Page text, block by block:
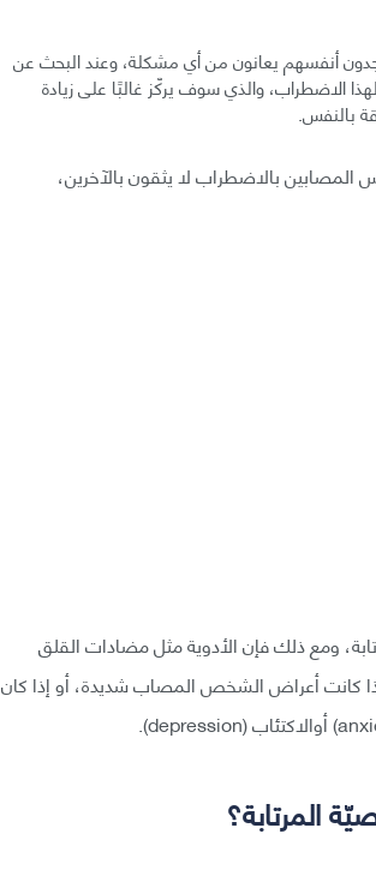
أنفسهم يعانون من أي مشكلة، وعند البحث عن
الاضطراب، والذي سوف يركّز غالبًا على زيادة
بالنفس.
بالاضطراب لا يثقون بالآخرين،
ومع ذلك فإن الأدوية مثل مضادات القلق
كانت أعراض الشخص المصاب شديدة، أو إذا كان
المرتابة؟